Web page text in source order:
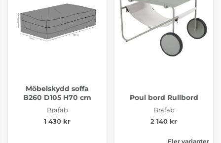
Möbelskydd soffa
B260 D105 H70 cm
Brafab
1 430 kr
Poul bord Rullbord
Brafab
2 140 kr
Fler varianter